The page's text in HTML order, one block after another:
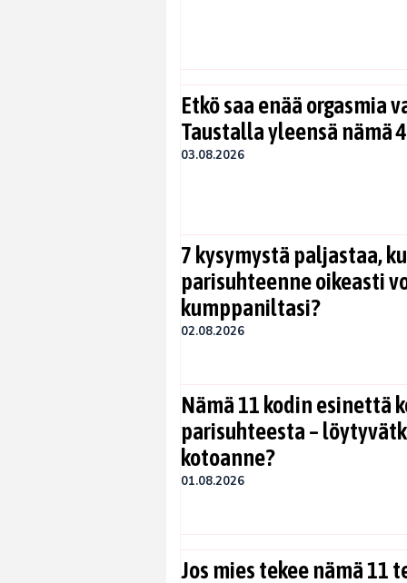
Etkö saa enää orgasmia
Taustalla yleensä nämä
03.08.2026
7 kysymystä paljastaa,
parisuhteenne oikeasti
kumppaniltasi?
02.08.2026
Nämä 11 kodin esinettä
parisuhteesta –
kotoanne?
01.08.2026
Jos mies tekee nämä 11